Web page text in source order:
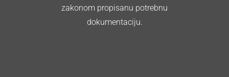
zakonom propisanu potrebnu
dokumentaciju.